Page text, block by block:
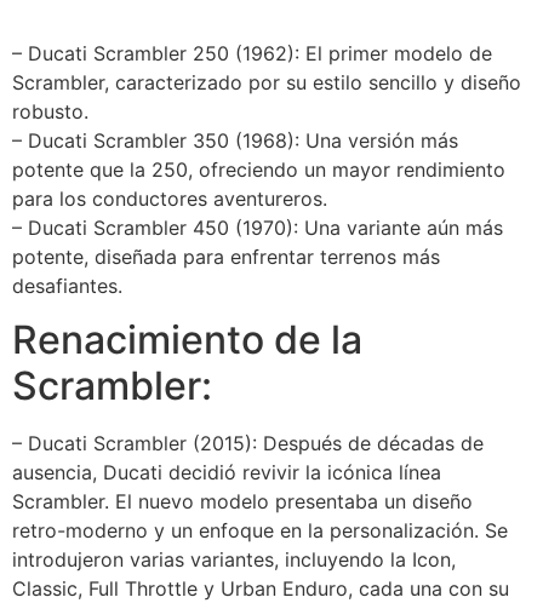
– Ducati Scrambler 250 (1962): El primer modelo de
Scrambler, caracterizado por su estilo sencillo y diseño
robusto.
– Ducati Scrambler 350 (1968): Una versión más
potente que la 250, ofreciendo un mayor rendimiento
para los conductores aventureros.
– Ducati Scrambler 450 (1970): Una variante aún más
potente, diseñada para enfrentar terrenos más
desafiantes.
Renacimiento de la
Scrambler:
– Ducati Scrambler (2015): Después de décadas de
ausencia, Ducati decidió revivir la icónica línea
Scrambler. El nuevo modelo presentaba un diseño
retro-moderno y un enfoque en la personalización. Se
introdujeron varias variantes, incluyendo la Icon,
Classic, Full Throttle y Urban Enduro, cada una con su